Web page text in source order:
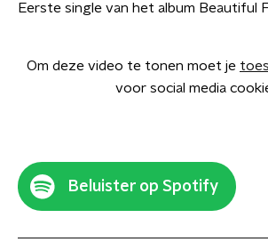
Eerste single van het album Beautiful
Om deze video te tonen moet je
voor social media
Beluister op Spotify